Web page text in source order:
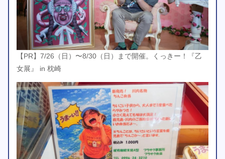
【PR】7/26（日）〜8/30（日）まで開催。くっきー！『乙
女展』 in 枕崎